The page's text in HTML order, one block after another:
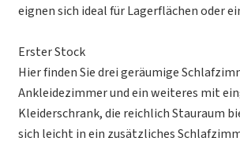
eignen sich ideal für Lagerflächen oder
Erster Stock
Hier finden Sie drei geräumige
Ankleidezimmer und ein weiteres mit
Kleiderschrank, die reichlich Stauraum
sich leicht in ein zusätzliches